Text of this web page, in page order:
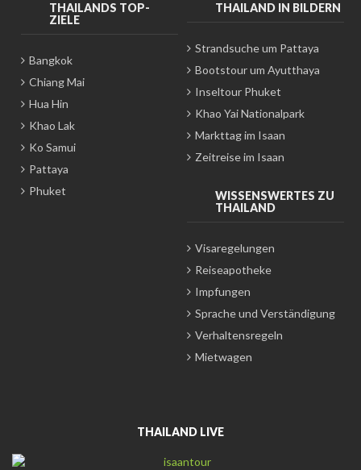
THAILANDS TOP-
ZIELE
Bangkok
Chiang Mai
Hua Hin
Khao Lak
Ko Samui
Pattaya
Phuket
THAILAND IN BILDERN
Strandsuche um Pattaya
Bootstour um Ayutthaya
Inseltour Phuket
Khao Yai Nationalpark
Markttag im Isaan
Zeitreise im Isaan
WISSENSWERTES ZU
THAILAND
Visaregelungen
Reiseapotheke
Impfungen
Sprache und Verständigung
Verhaltensregeln
Mietwagen
THAILAND LIVE